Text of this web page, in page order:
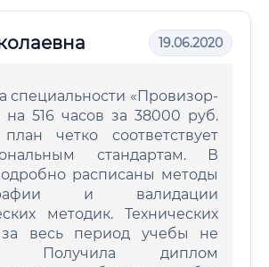
19.06.2020
специальности «Провизор-
на 516 часов за 38000 руб.
четко соответствует
стандартам. В
расписаны методы
и валидации
методик. Технических
весь период учебы не
Получила диплом